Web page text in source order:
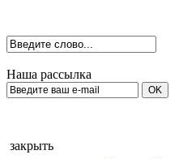
Наша рассылка
закрыть